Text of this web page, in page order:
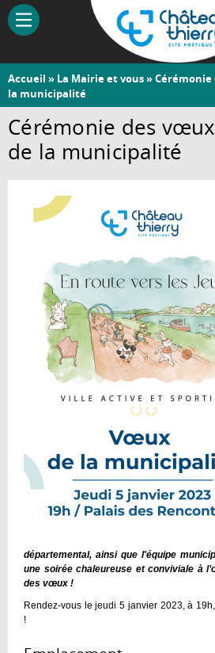
Aller
contenu
Château-
Thierry
Vous
êtes
ici
Accueil » La Mairie et vous»
la municipalité
Cérémonie des
de la municipalité
départemental, ainsi que l'équipe
une soirée chaleureuse et conviviale à
des vœux !
Rendez-vous le jeudi 5 janvier 2023, à
!